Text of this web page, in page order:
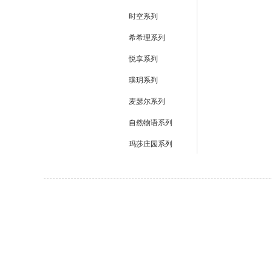
时空系列
希希理系列
悦享系列
璞玥系列
麦瑟尔系列
自然物语系列
玛莎庄园系列